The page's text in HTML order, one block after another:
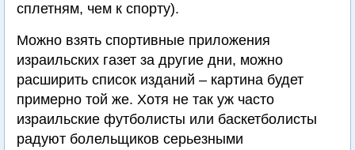
сплетням, чем к спорту).
Можно взять спортивные приложения
израильских газет за другие дни, можно
расширить список изданий – картина будет
примерно той же. Хотя не так уж часто
израильские футболисты или баскетболисты
радуют болельщиков серьезными